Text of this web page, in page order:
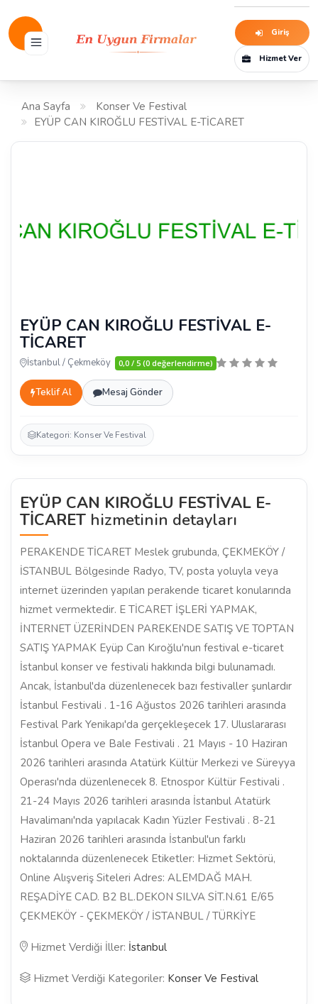
Giriş
Hizmet Ver
Ana Sayfa
Konser Ve Festival
EYÜP CAN KIROĞLU FESTİVAL E-TİCARET
EYÜP CAN KIROĞLU FESTİVAL E-
TİCARET
İstanbul / Çekmeköy 0,0 / 5 (0 değerlendirme)
Teklif Al Mesaj Gönder
Kategori: Konser Ve Festival
EYÜP CAN KIROĞLU FESTİVAL E-
TİCARET hizmetinin detayları
PERAKENDE TİCARET Meslek grubunda, ÇEKMEKÖY /
İSTANBUL Bölgesinde Radyo, TV, posta yoluyla veya
internet üzerinden yapılan perakende ticaret konularında
hizmet vermektedir. E TİCARET İŞLERİ YAPMAK,
İNTERNET ÜZERİNDEN PAREKENDE SATIŞ VE TOPTAN
SATIŞ YAPMAK Eyüp Can Kıroğlu'nun festival e-ticaret
İstanbul konser ve festivali hakkında bilgi bulunamadı.
Ancak, İstanbul'da düzenlenecek bazı festivaller şunlardır
İstanbul Festivali . 1-16 Ağustos 2026 tarihleri arasında
Festival Park Yenikapı'da gerçekleşecek 17. Uluslararası
İstanbul Opera ve Bale Festivali . 21 Mayıs - 10 Haziran
2026 tarihleri arasında Atatürk Kültür Merkezi ve Süreyya
Operası'nda düzenlenecek 8. Etnospor Kültür Festivali .
21-24 Mayıs 2026 tarihleri arasında İstanbul Atatürk
Havalimanı'nda yapılacak Kadın Yüzler Festivali . 8-21
Haziran 2026 tarihleri arasında İstanbul'un farklı
noktalarında düzenlenecek Etiketler: Hizmet Sektörü,
Online Alışveriş Siteleri Adres: ALEMDAĞ MAH.
REŞADİYE CAD. B2 BL.DEKON SILVA SİT.N.61 E/65
ÇEKMEKÖY - ÇEKMEKÖY / İSTANBUL / TÜRKİYE
Hizmet Verdiği İller: İstanbul
Hizmet Verdiği Kategoriler: Konser Ve Festival